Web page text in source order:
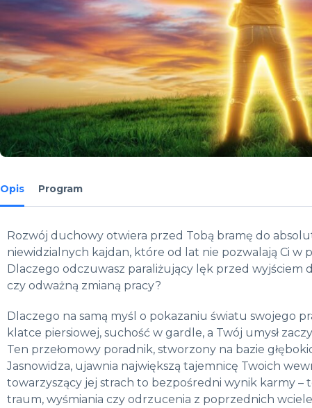
Opis Program
Rozwój duchowy otwiera przed Tobą bramę do
niewidzialnych kajdan, które od lat nie pozwalają Ci w
Dlaczego odczuwasz paraliżujący lęk przed wyjściem
czy odważną zmianą pracy?
Dlaczego na samą myśl o pokazaniu światu swojego
klatce piersiowej, suchość w gardle, a Twój umysł
Ten przełomowy poradnik, stworzony na bazie
Jasnowidza, ujawnia największą tajemnicę Twoich
towarzyszący jej strach to bezpośredni wynik karmy –
traum, wyśmiania czy odrzucenia z poprzednich